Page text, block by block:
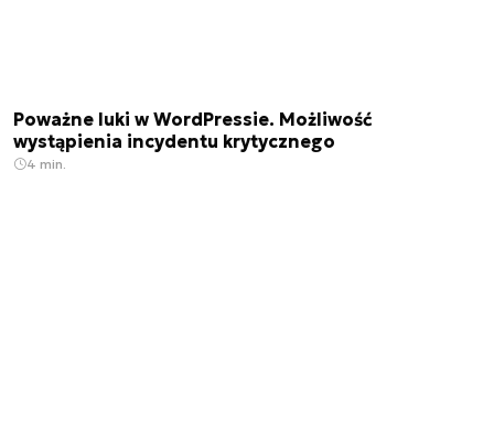
Poważne luki w WordPressie. Możliwość
wystąpienia incydentu krytycznego
4 min.